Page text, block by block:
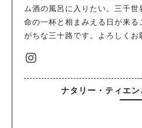
ム酒の風呂に入りたい。三千
命の一杯と相まみえる日が来る
がちな三十路です。よろしくお
ナタリー・ティエ